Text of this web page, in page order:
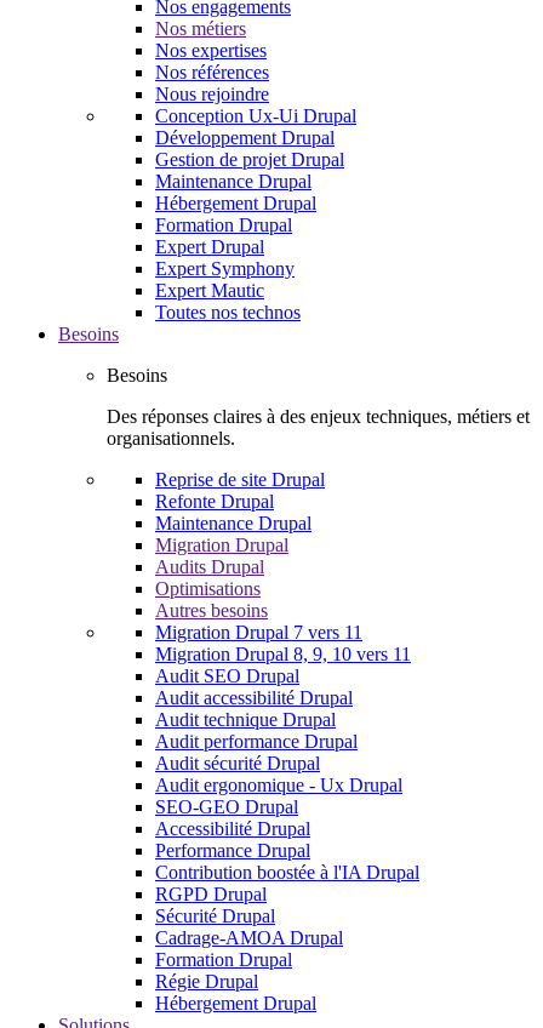
Nos engagements
Nos métiers
Nos expertises
Nos références
Nous rejoindre
Conception Ux-Ui Drupal
Développement Drupal
Gestion de projet Drupal
Maintenance Drupal
Hébergement Drupal
Formation Drupal
Expert Drupal
Expert Symphony
Expert Mautic
Toutes nos technos
Besoins
Besoins
Des réponses claires à des enjeux techniques, métiers et
organisationnels.
Reprise de site Drupal
Refonte Drupal
Maintenance Drupal
Migration Drupal
Audits Drupal
Optimisations
Autres besoins
Migration Drupal 7 vers 11
Migration Drupal 8, 9, 10 vers 11
Audit SEO Drupal
Audit accessibilité Drupal
Audit technique Drupal
Audit performance Drupal
Audit sécurité Drupal
Audit ergonomique - Ux Drupal
SEO-GEO Drupal
Accessibilité Drupal
Performance Drupal
Contribution boostée à l'IA Drupal
RGPD Drupal
Sécurité Drupal
Cadrage-AMOA Drupal
Formation Drupal
Régie Drupal
Hébergement Drupal